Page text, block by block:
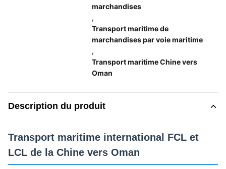
marchandises
,
Transport maritime de
marchandises par voie maritime
,
Transport maritime Chine vers
Oman
Description du produit
Transport maritime international FCL et
LCL de la Chine vers Oman